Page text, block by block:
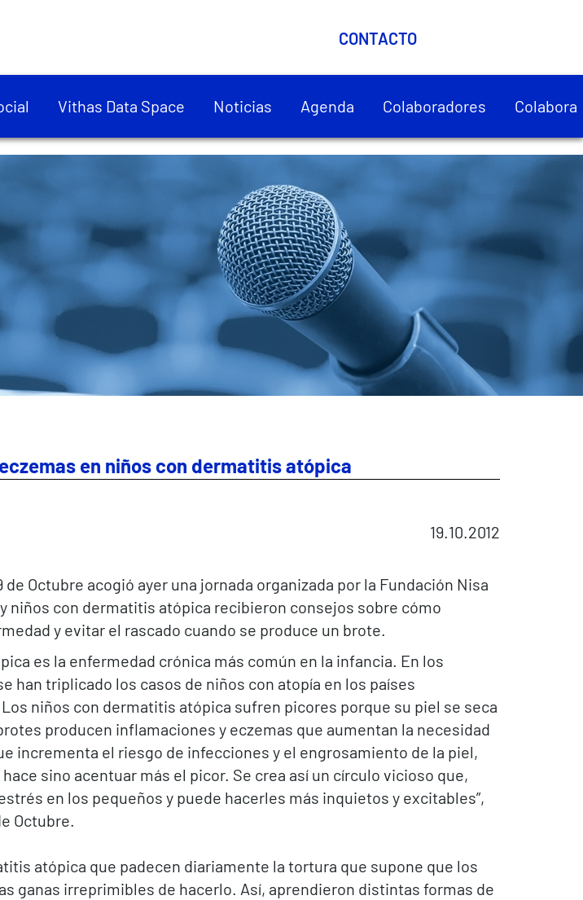
CONTACTO
Vithas Data Space Noticias Agenda Colaboradores Colabora
en niños con dermatitis atópica
19.10.2012
de Octubre acogió ayer una jornada organizada por la Fundación Nisa
niños con dermatitis atópica recibieron consejos sobre cómo
y evitar el rascado cuando se produce un brote.
es la enfermedad crónica más común en la infancia. En los
han triplicado los casos de niños con atopía en los países
niños con dermatitis atópica sufren picores porque su piel se seca
producen inflamaciones y eczemas que aumentan la necesidad
incrementa el riesgo de infecciones y el engrosamiento de la piel,
sino acentuar más el picor. Se crea así un círculo vicioso que,
en los pequeños y puede hacerles más inquietos y excitables”,
Octubre.
atópica que padecen diariamente la tortura que supone que los
ganas irreprimibles de hacerlo. Así, aprendieron distintas formas de